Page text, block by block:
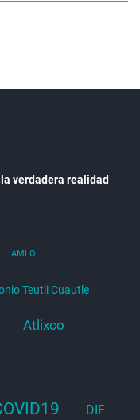
verdadera realidad
AMLO
Teutli Cuautle
Atlixco
DIF